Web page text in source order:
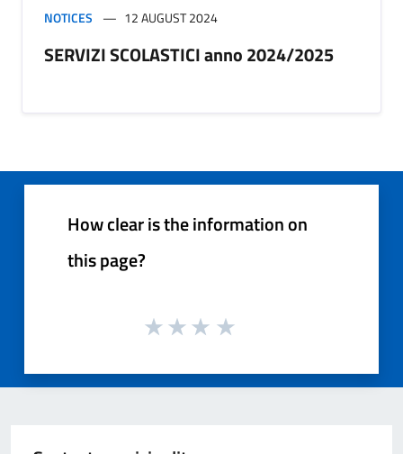
NOTICES 12 AUGUST 2024
SERVIZI SCOLASTICI anno 2024/2025
How clear is the information on
this page?